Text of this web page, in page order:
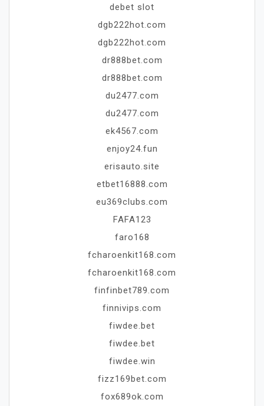
debet slot
dgb222hot.com
dgb222hot.com
dr888bet.com
dr888bet.com
du2477.com
du2477.com
ek4567.com
enjoy24.fun
erisauto.site
etbet16888.com
eu369clubs.com
FAFA123
faro168
fcharoenkit168.com
fcharoenkit168.com
finfinbet789.com
finnivips.com
fiwdee.bet
fiwdee.bet
fiwdee.win
fizz169bet.com
fox689ok.com